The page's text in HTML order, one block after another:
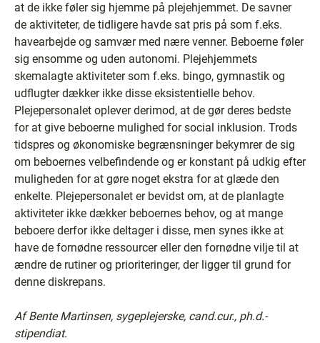
at de ikke føler sig hjemme på plejehjemmet. De savner
de aktiviteter, de tidligere havde sat pris på som f.eks.
havearbejde og samvær med nære venner. Beboerne føler
sig ensomme og uden autonomi. Plejehjemmets
skemalagte aktiviteter som f.eks. bingo, gymnastik og
udflugter dækker ikke disse eksistentielle behov.
Plejepersonalet oplever derimod, at de gør deres bedste
for at give beboerne mulighed for social inklusion. Trods
tidspres og økonomiske begrænsninger bekymrer de sig
om beboernes velbefindende og er konstant på udkig efter
muligheden for at gøre noget ekstra for at glæde den
enkelte. Plejepersonalet er bevidst om, at de planlagte
aktiviteter ikke dækker beboernes behov, og at mange
beboere derfor ikke deltager i disse, men synes ikke at
have de fornødne ressourcer eller den fornødne vilje til at
ændre de rutiner og prioriteringer, der ligger til grund for
denne diskrepans.
Af Bente Martinsen, sygeplejerske, cand.cur., ph.d.-
stipendiat.